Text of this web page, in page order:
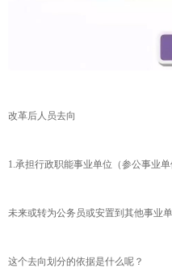
改革后人员去向
1.承担行政职能事业单位（参公事业
未来或转为公务员或安置到其他事业单
这个去向划分的依据是什么呢？